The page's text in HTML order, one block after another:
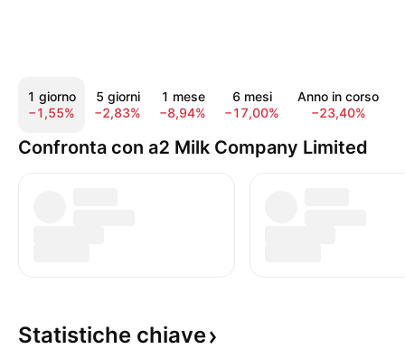
1 giorno
−1,55%
5 giorni
−2,83%
1 mese
−8,94%
6 mesi
−17,00%
Anno in corso
−23,40%
Confronta con a2 Milk Company Limited
Statistiche chiave